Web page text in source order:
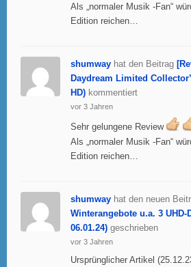
Als „normaler Musik -Fan“
Edition reichen…
shumway hat den Beitrag
Daydream Limited
HD) kommentiert
vor 3 Jahren
Sehr gelungene Review
Als „normaler Musik -Fan“
Edition reichen…
shumway hat den neuen
Winterangebote u.a. 3
06.01.24) geschrieben
vor 3 Jahren
Ursprünglicher Artikel